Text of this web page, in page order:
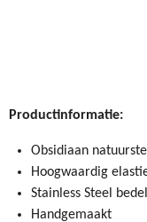
Productinformatie:
Obsidiaan
Hoogwaardig
Stainless Steel
Handgemaakt